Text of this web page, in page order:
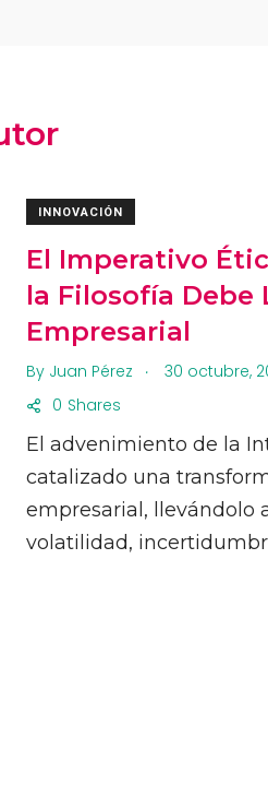
INNOVACIÓN
El Imperativo
la Filosofía Debe
Empresarial
By Juan Pérez . 30 octubre,
Shares
0
El advenimiento de la
catalizado una
empresarial, llevándolo
volatilidad,